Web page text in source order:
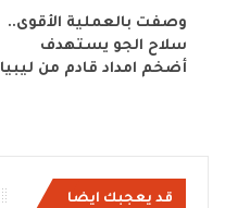
وصفت بالعملية الأقوى..
سلاح الجو يستهدف
أضخم امداد قادم من ليبيا
قد يعجبك ايضا